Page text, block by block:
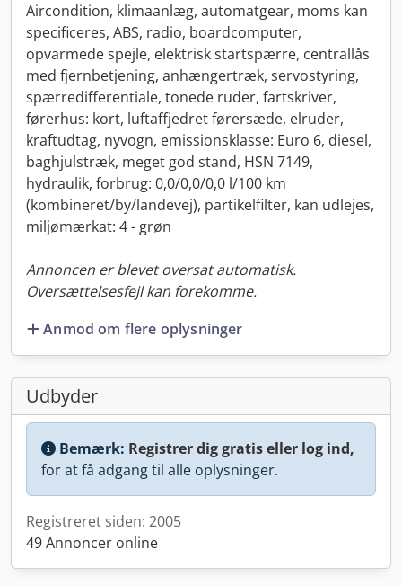
Aircondition, klimaanlæg, automatgear, moms kan
specificeres, ABS, radio, boardcomputer,
opvarmede spejle, elektrisk startspærre, centrallås
med fjernbetjening, anhængertræk, servostyring,
spærredifferentiale, tonede ruder, fartskriver,
førerhus: kort, luftaffjedret førersæde, elruder,
kraftudtag, nyvogn, emissionsklasse: Euro 6, diesel,
baghjulstræk, meget god stand, HSN 7149,
hydraulik, forbrug: 0,0/0,0/0,0 l/100 km
(kombineret/by/landevej), partikelfilter, kan udlejes,
miljømærkat: 4 - grøn
Annoncen er blevet oversat automatisk.
Oversættelsesfejl kan forekomme.
Anmod om flere oplysninger
Udbyder
Bemærk: Registrer dig gratis eller log ind,
for at få adgang til alle oplysninger.
Registreret siden: 2005
49 Annoncer online